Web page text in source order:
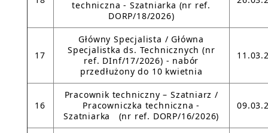
techniczna - Szatniarka (nr ref.
DORP/18/2026)
17
Główny Specjalista / Główna
Specjalistka ds. Technicznych (nr
ref. DInf/17/2026) - nabór
przedłużony do 10 kwietnia
16
Pracownik techniczny – Szatniarz /
Pracowniczka techniczna -
Szatniarka (nr ref. DORP/16/2026)